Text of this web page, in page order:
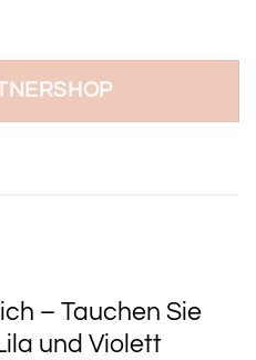
– Tauchen Sie
und Violett